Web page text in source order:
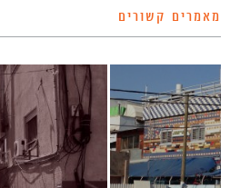
מאמרים קשורים